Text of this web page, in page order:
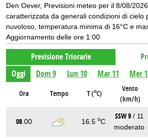
Den Oever, Previsioni meteo per il 8/08/
caratterizzata da generali condizioni di cielo
nuvoloso, temperatura minima di 16°C e
Aggiornamento delle ore 1:00
Previsione Triorarie
Oggi
Dom 9 Lun 10 Mar 11 Mer
Ora Tempo T (oC)
Vento
(km/h)
08 .00 16.5 oC
SSW 9 / 11
moderato